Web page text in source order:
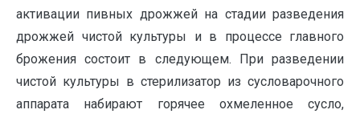
активации пивных дрожжей на стадии разведения
дрожжей чистой культуры и в процессе главного
брожения состоит в следующем. При разведении
чистой культуры в стерилизатор из сусловарочного
аппарата набирают горячее охмеленное сусло,